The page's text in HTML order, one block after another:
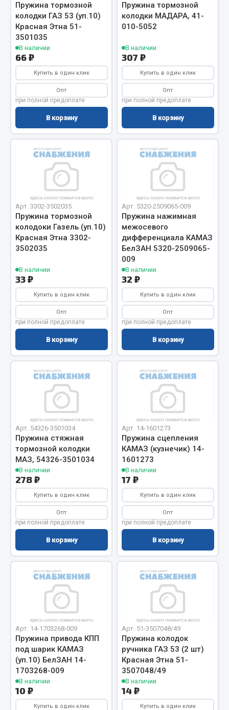
Пресс-масленки
Пробки
Пружины
Хомуты
Показать ещё
Соединительные элементы
Camozzi
Адаптеры и переходники
Трубки, муфты, гайки
Угольники
Фитинги
Штуцеры
Инструмент
Автомобильный инструмент
Измерительный инструмент
Режущий инструмент
Силовое оборудование
Слесарный инструмент
Столярный инструмент
Показать ещё
Весь раздел
Цепи подъёмные
РТИ
Кольца уплотнительные
Лента конвейерная
Манжеты
Патрубки
Прокладки
Рукава высокого давления
Показать ещё
Весь раздел
Пружина тормозной
колодки ГАЗ 53 (уп.10)
Красная Этна 51-
3501035
В наличии
66 ₽
Купить в один клик
Опт
при полной предоплате
В корзину
Пружина тормозной
колодки МАДАРА, 41-
010-5052
В наличии
307 ₽
Купить в один клик
Опт
при полной предоплате
В корзину
Арт. 3302-3502035
Пружина тормозной
колодоки Газель (уп.10)
Красная Этна 3302-
3502035
В наличии
33 ₽
Купить в один клик
Опт
при полной предоплате
В корзину
Арт. 5320-2509065-009
Пружина нажимная
межосевого
дифференциала КАМАЗ
БелЗАН 5320-2509065-
009
В наличии
32 ₽
Купить в один клик
Опт
при полной предоплате
В корзину
Арт. 54326-3501034
Пружина стяжная
тормозной колодки
МАЗ, 54326-3501034
В наличии
278 ₽
Купить в один клик
Опт
при полной предоплате
В корзину
Арт. 14-1601273
Пружина сцепления
КАМАЗ (кузнечик) 14-
1601273
В наличии
17 ₽
Купить в один клик
Опт
при полной предоплате
В корзину
Арт. 14-1703268-009
Пружина привода КПП
под шарик КАМАЗ
(уп.10) БелЗАН 14-
1703268-009
В наличии
10 ₽
Купить в один клик
Арт. 51-3507048/49
Пружина колодок
ручника ГАЗ 53 (2 шт)
Красная Этна 51-
3507048/49
В наличии
14 ₽
Купить в один клик